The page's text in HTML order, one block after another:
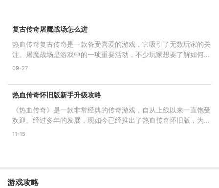
复古传奇屠魔战场怎么进
热血传奇复古传奇是一款备受喜爱的游戏，它吸引了无数玩家的关
注。屠魔战场是游戏中的一项重要活动，不少玩家想要了解如何进
入屠魔战场。下面就详
09-27
热血传奇怀旧版新手升级攻略
《热血传奇》是一款非常经典的传奇游戏，自从上线以来一直饱受
欢迎。经过多年的发展，现如今已经推出了热血传奇怀旧版，为广
大玩家带来了无限的游
11-15
游戏攻略